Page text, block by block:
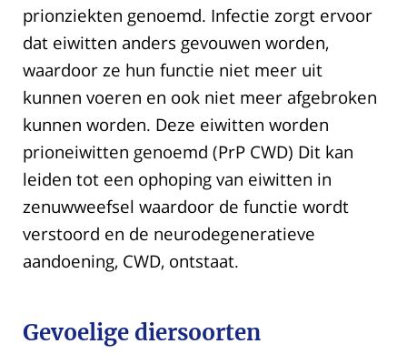
prionziekten genoemd. Infectie zorgt ervoor
dat eiwitten anders gevouwen worden,
waardoor ze hun functie niet meer uit
kunnen voeren en ook niet meer afgebroken
kunnen worden. Deze eiwitten worden
prioneiwitten genoemd (PrP CWD) Dit kan
leiden tot een ophoping van eiwitten in
zenuwweefsel waardoor de functie wordt
verstoord en de neurodegeneratieve
aandoening, CWD, ontstaat.
Gevoelige diersoorten